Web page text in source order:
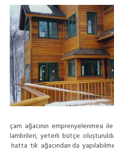
çam ağacının emprenyelenmesi
lambrileri, yeterli bütçe
hatta tik ağacından da